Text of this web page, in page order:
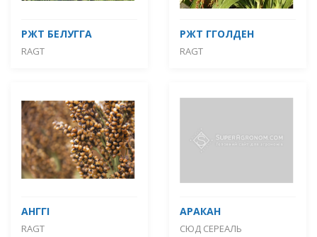
РЖТ БЕЛУГГА
RAGT
РЖТ ГГОЛДЕН
RAGT
АНГГІ
RAGT
АРАКАН
СЮД СЕРЕАЛЬ